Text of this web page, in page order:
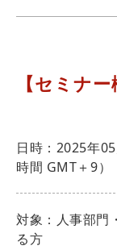
【セミナー
日時：2025年
時間 GMT＋9）
対象：人事部門
る方